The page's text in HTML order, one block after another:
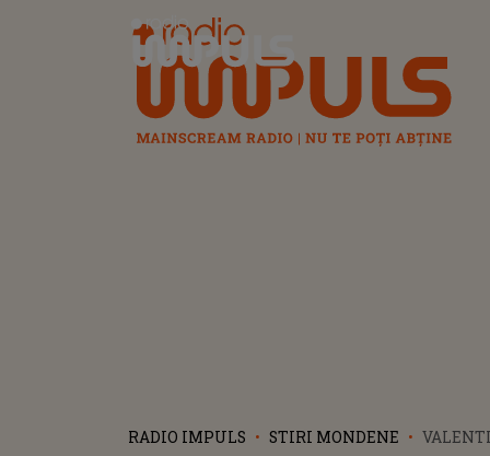
Radio Impuls
RADIO IMPULS STIRI MONDENE